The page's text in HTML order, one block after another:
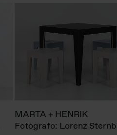
MARTA + HENRIK
Fotografo: Lorenz